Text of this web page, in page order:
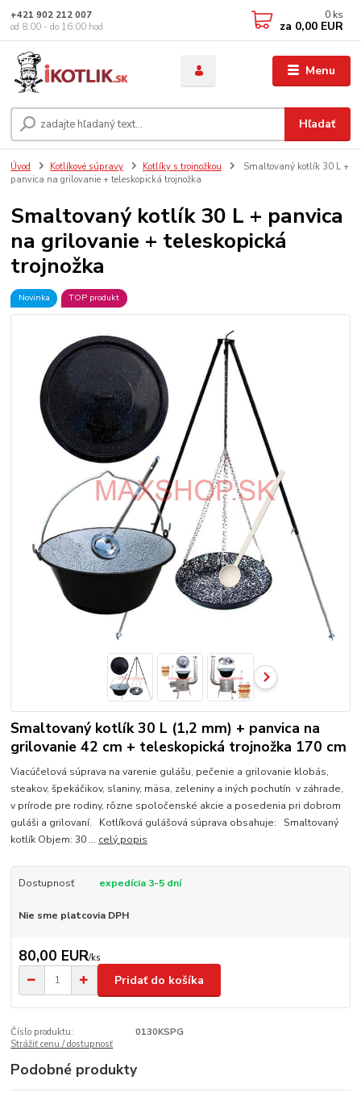
Menu
Hľadať
+421 902 212 007
od 8:00 - do 16:00 hod
0 ks
za 0,00 EUR
Úvod Kotlíkové súpravy Kotlíky s trojnožkou
Smaltovaný kotlík 30 L +
panvica na grilovanie + teleskopická trojnožka
Smaltovaný kotlík 30 L + panvica
na grilovanie + teleskopická
trojnožka
Novinka TOP produkt
Smaltovaný kotlík 30 L (1,2 mm) + panvica na
grilovanie 42 cm + teleskopická trojnožka 170 cm
Viacúčelová súprava na varenie gulášu, pečenie a grilovanie klobás,
steakov, špekáčikov, slaniny, mäsa, zeleniny a iných pochutín v záhrade,
v prírode pre rodiny, rôzne spoločenské akcie a posedenia pri dobrom
guláši a grilovaní. Kotlíková gulášová súprava obsahuje: Smaltovaný
kotlík Objem: 30 ... celý popis
Dostupnosť expedícia 3-5 dní
Nie sme platcovia DPH
80,00 EUR/ks
Pridať do košíka
Číslo produktu:
0130KSPG
Strážiť cenu / dostupnosť
Podobné produkty